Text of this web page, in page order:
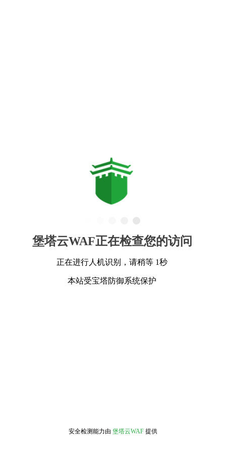
堡塔云WAF正在检查您的访问
正在进行人机识别，请稍等 1秒
本站受宝塔防御系统保护
安全检测能力由 堡塔云WAF 提供